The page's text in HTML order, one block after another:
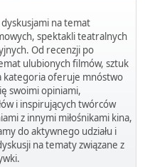
na temat
spektakli teatralnych
Od recenzji po
ulubionych filmów, sztuk
kategoria oferuje mnóstwo
swoimi opiniami,
i inspirujących twórców
z innymi miłośnikami kina,
do aktywnego udziału i
na tematy związane z